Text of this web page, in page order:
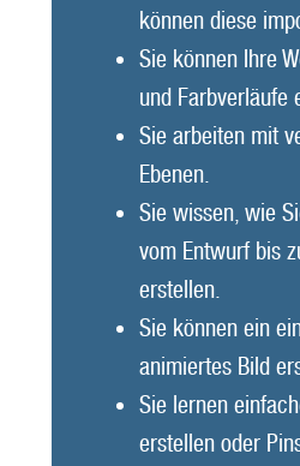
können diese
Sie können Ihre
und Farbverläufe
Sie arbeiten mit
Ebenen.
Sie wissen, wie
vom Entwurf bis
erstellen.
Sie können ein
animiertes Bild
Sie lernen
erstellen oder